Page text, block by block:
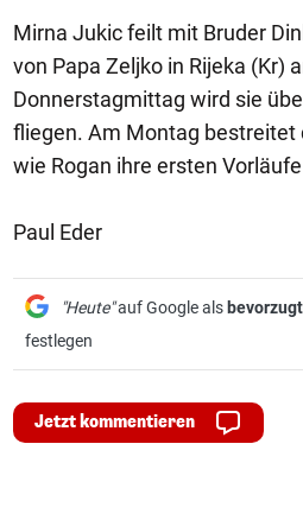
Mirna Jukic feilt mit Bruder
von Papa Zeljko in Rijeka (Kr)
Donnerstagmittag wird sie
fliegen. Am Montag bestreitet
wie Rogan ihre ersten
Paul Eder
"Heute"auf Google als
festlegen
Jetzt kommentieren